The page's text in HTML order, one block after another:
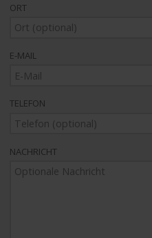
ORT
E-MAIL
TELEFON
NACHRICHT